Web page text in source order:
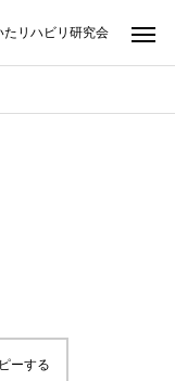
たリハビリ研究会
ーする